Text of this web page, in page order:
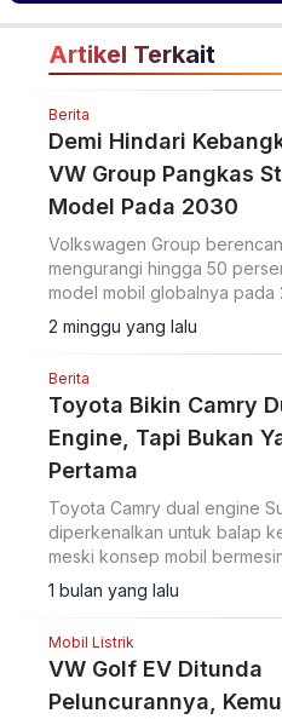
Artikel Terkait
Berita
Demi Hindari
VW Group Pangkas
Model Pada 2030
Volkswagen Group
mengurangi hingga 50
model mobil globalnya pada
2 minggu yang lalu
Berita
Toyota Bikin Camry
Engine, Tapi Bukan
Pertama
Toyota Camry dual engine
diperkenalkan untuk balap
meski konsep mobil
sudah ada sejak 1907.
1 bulan yang lalu
Mobil Listrik
VW Golf EV Ditunda
Peluncurannya,